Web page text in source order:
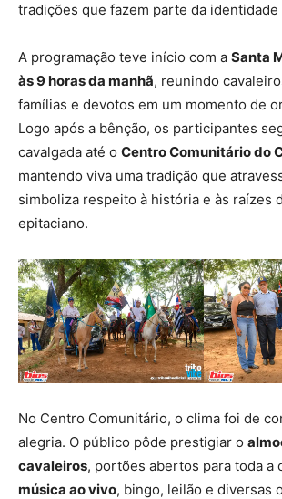
tradições que fazem parte da
A programação teve início com a Santa
às 9 horas da manhã, reunindo
famílias e devotos em um momento de
Logo após a bênção, os participantes
cavalgada até o Centro Comunitário do
mantendo viva uma tradição que
simboliza respeito à história e às raízes
epitaciano.
No Centro Comunitário, o clima foi de
alegria. O público pôde prestigiar o
cavaleiros, portões abertos para toda a
música ao vivo, bingo, leilão e diversas